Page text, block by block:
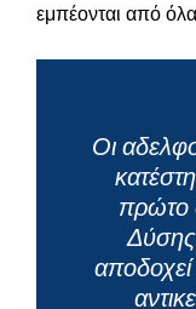
εμπέονται από
Οι
πρώτο
Δύσης
αποδοχεί